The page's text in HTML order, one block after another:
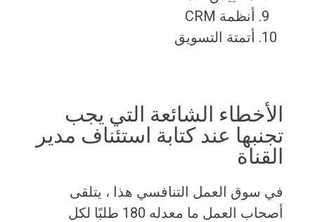
أنظمة CRM
أتمتة التسويق
الأخطاء الشائعة التي يجب
تجنبها عند كتابة استئناف مدير
القناة
في سوق العمل التنافسي هذا ، يتلقى
أصحاب العمل ما معدله 180 طلبًا لكل